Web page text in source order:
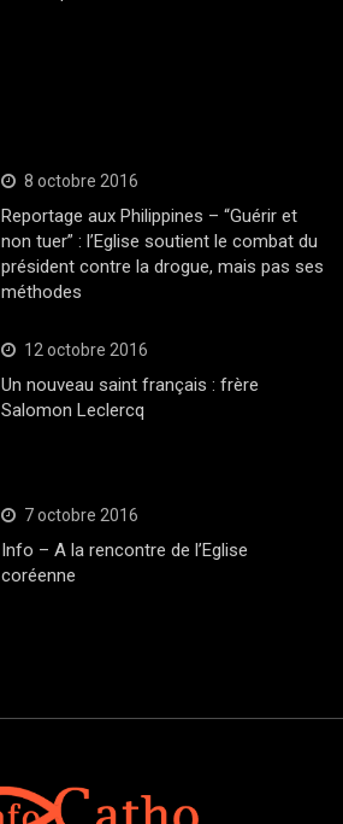
8 octobre 2016
Reportage aux Philippines – “Guérir et
non tuer” : l’Eglise soutient le combat du
président contre la drogue, mais pas ses
méthodes
12 octobre 2016
Un nouveau saint français : frère
Salomon Leclercq
7 octobre 2016
Info – A la rencontre de l’Eglise
coréenne